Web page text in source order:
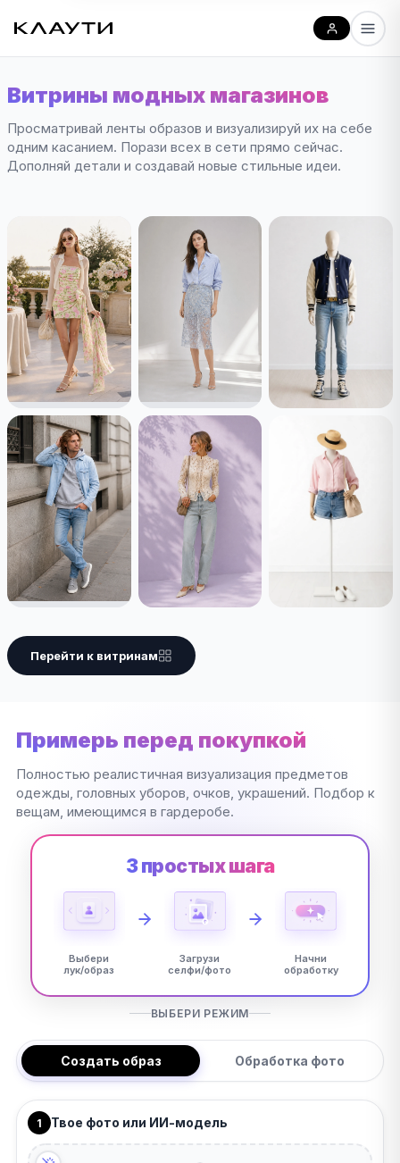
Витрины модных магазинов
Просматривай ленты образов и визуализируй их на себе
одним касанием. Порази всех в сети прямо сейчас.
Дополняй детали и создавай новые стильные идеи.
Перейти к витринам
Примерь перед покупкой
Полностью реалистичная визуализация предметов
одежды, головных уборов, очков, украшений. Подбор к
вещам, имеющимся в гардеробе.
3 простых шага
Выбери
лук/образ
Загрузи
селфи/фото
Начни
обработку
ВЫБЕРИ РЕЖИМ
Создать образ Обработка фото
1 Твое фото или ИИ-модель